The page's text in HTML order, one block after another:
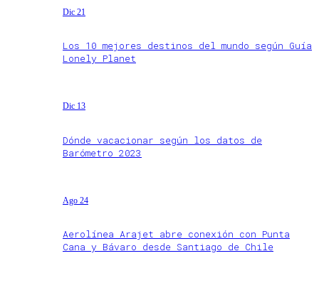
Dic 21
Los 10 mejores destinos del mundo según Guía
Lonely Planet
Dic 13
Dónde vacacionar según los datos de
Barómetro 2023
Ago 24
Aerolínea Arajet abre conexión con Punta
Cana y Bávaro desde Santiago de Chile